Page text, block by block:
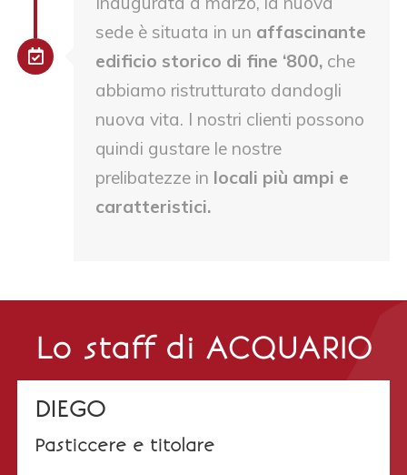
sede è situata in un affascinante
edificio storico di fine ‘800, che
abbiamo ristrutturato dandogli
nuova vita. I nostri clienti possono
quindi gustare le nostre
prelibatezze in locali più ampi e
caratteristici.
Lo staff di ACQUARIO
DIEGO
Pasticcere e titolare